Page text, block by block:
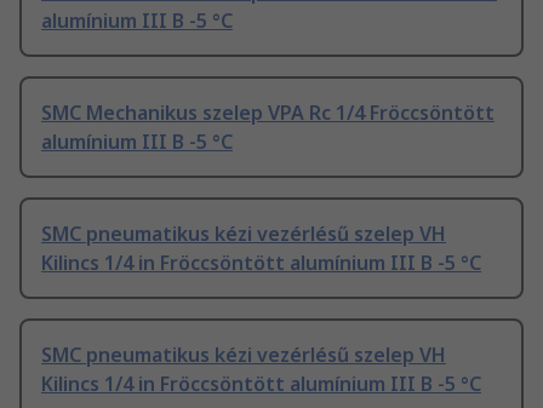
alumínium III B -5 °C
SMC Mechanikus szelep VPA Rc 1/4 Fröccsöntött
alumínium III B -5 °C
SMC pneumatikus kézi vezérlésű szelep VH
Kilincs 1/4 in Fröccsöntött alumínium III B -5 °C
SMC pneumatikus kézi vezérlésű szelep VH
Kilincs 1/4 in Fröccsöntött alumínium III B -5 °C